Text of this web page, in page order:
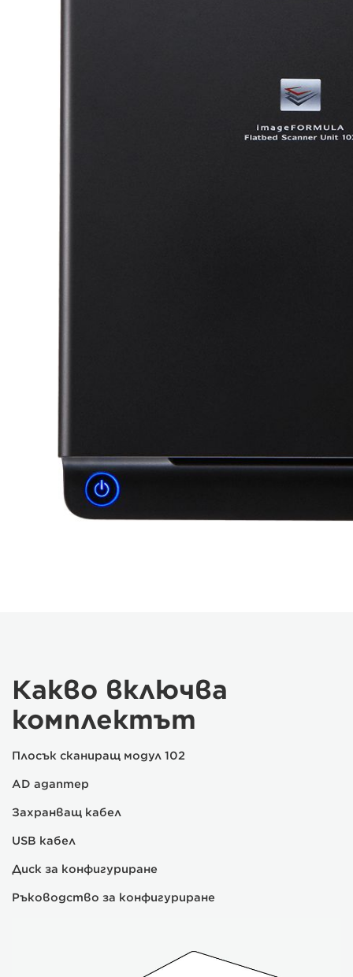
Какво включва
комплектът
Плосък сканиращ модул 102
AD адаптер
Захранващ кабел
USB кабел
Диск за конфигуриране
Ръководство за конфигуриране